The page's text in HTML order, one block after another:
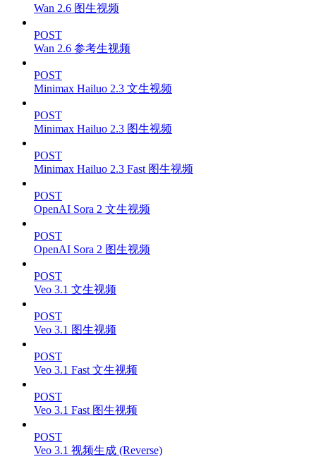
Wan 2.6 图生视频
POST
Wan 2.6 参考生视频
POST
Minimax Hailuo 2.3 文生视频
POST
Minimax Hailuo 2.3 图生视频
POST
Minimax Hailuo 2.3 Fast 图生视频
POST
OpenAI Sora 2 文生视频
POST
OpenAI Sora 2 图生视频
POST
Veo 3.1 文生视频
POST
Veo 3.1 图生视频
POST
Veo 3.1 Fast 文生视频
POST
Veo 3.1 Fast 图生视频
POST
Veo 3.1 视频生成 (Reverse)